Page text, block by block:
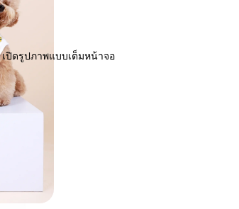
เปิดรูปภาพแบบเต็มหน้าจอ